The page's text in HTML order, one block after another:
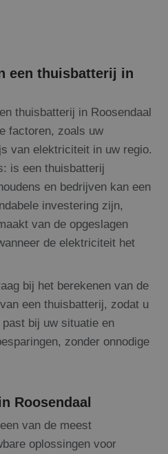
een thuisbatterij in
thuisbatterij in Roosendaal
factoren, zoals uw
van elektriciteit in uw regio.
is een thuisbatterij
en bedrijven kan een
investering zijn,
van de opgeslagen
de elektriciteit het
bij het berekenen van de
een thuisbatterij, zodat u
bij uw situatie en
zonder onnodige
Roosendaal
van de meest
oplossingen voor